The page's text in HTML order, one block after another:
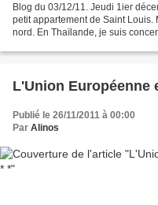
Blog du 03/12/11. Jeudi 1ier
petit appartement de Saint Louis.
nord. En Thaïlande, je suis
Publié le 26/11/2011 à 00:00
Par Alinos